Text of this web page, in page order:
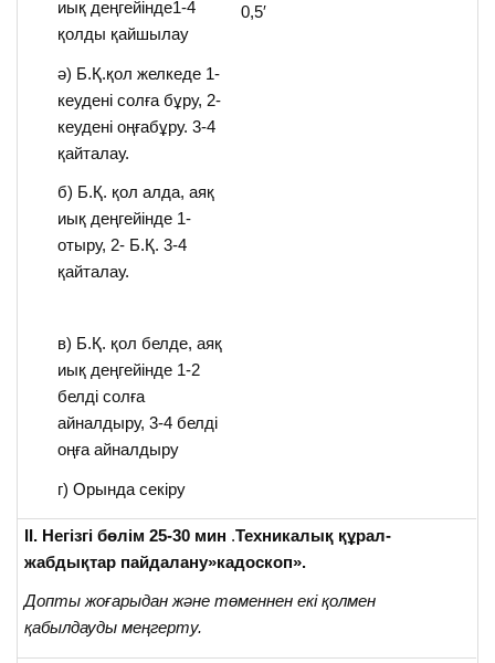
иық деңгейінде1-4
қолды қайшылау
ә) Б.Қ.қол желкеде 1-
кеудені солға бұру, 2-
кеудені оңғабұру. 3-4
қайталау.
б) Б.Қ. қол алда, аяқ
иық деңгейінде 1-
отыру, 2- Б.Қ. 3-4
қайталау.
в) Б.Қ. қол белде, аяқ
иық деңгейінде 1-2
белді солға
айналдыру, 3-4 белді
оңға айналдыру
г) Орында секіру
0,5′
ІІ. Негізгі бөлім 25-30 мин .Техникалық құрал-
жабдықтар пайдалану»кадоскоп».
Допты жоғарыдан және төменнен екі қолмен
қабылдауды меңгерту.